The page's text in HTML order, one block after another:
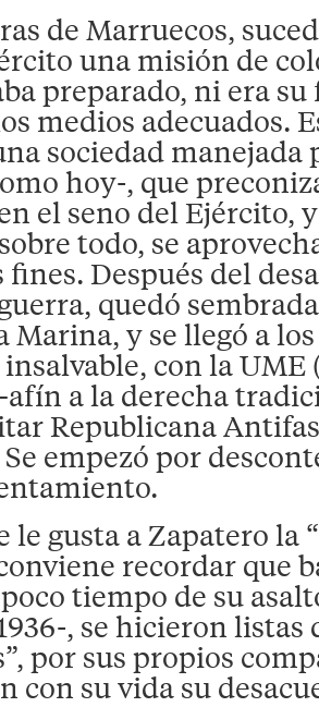
de Marruecos,
una misión de
preparado, ni era
medios adecuados.
sociedad
hoy-, que
el seno del Ejército,
todo, se
fines. Después del
quedó
Marina, y se llegó a
insalvable, con la
a la derecha
Republicana
empezó por
le gusta a Zapatero la
recordar que
tiempo de su
, se hicieron
por sus propios
con su vida su